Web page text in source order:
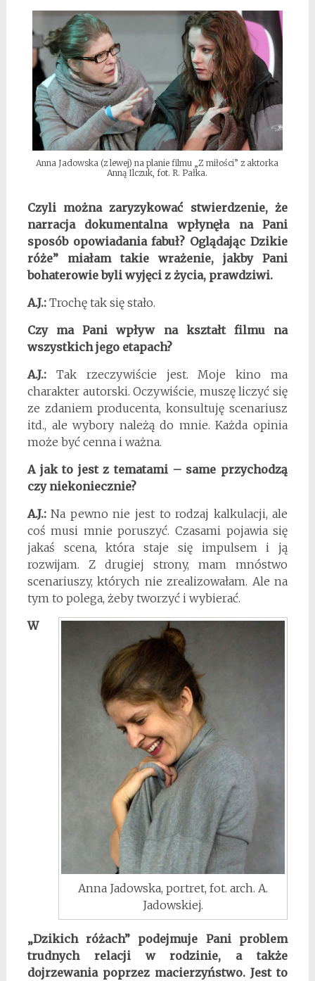
Anna Jadowska (z lewej) na planie filmu „Z miłości” z aktorka
Anną Ilczuk, fot. R. Pałka.
Czyli można zaryzykować stwierdzenie, że
narracja dokumentalna wpłynęła na Pani
sposób opowiadania fabuł? Oglądając Dzikie
róże” miałam takie wrażenie, jakby Pani
bohaterowie byli wyjęci z życia, prawdziwi.
A.J.:Trochę tak się stało.
Czy ma Pani wpływ na kształt filmu na
wszystkich jego etapach?
A.J.: Tak rzeczywiście jest. Moje kino ma
charakter autorski. Oczywiście, muszę liczyć się
ze zdaniem producenta, konsultuję scenariusz
itd., ale wybory należą do mnie. Każda opinia
może być cenna i ważna.
A jak to jest z tematami – same przychodzą
czy niekoniecznie?
A.J.:Na pewno nie jest to rodzaj kalkulacji, ale
coś musi mnie poruszyć. Czasami pojawia się
jakaś scena, która staje się impulsem i ją
rozwijam. Z drugiej strony, mam mnóstwo
scenariuszy, których nie zrealizowałam. Ale na
tym to polega, żeby tworzyć i wybierać.
Anna Jadowska, portret, fot. arch. A.
Jadowskiej.
W
„Dzikich różach” podejmuje Pani problem
trudnych relacji w rodzinie, a także
dojrzewania poprzez macierzyństwo. Jest to